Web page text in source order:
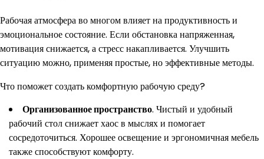
Рабочая атмосфера во многом влияет на продуктивность и
эмоциональное состояние. Если обстановка напряженная,
мотивация снижается, а стресс накапливается. Улучшить
ситуацию можно, применяя простые, но эффективные методы.
Что поможет создать комфортную рабочую среду?
Организованное пространство. Чистый и удобный
рабочий стол снижает хаос в мыслях и помогает
сосредоточиться. Хорошее освещение и эргономичная мебель
также способствуют комфорту.